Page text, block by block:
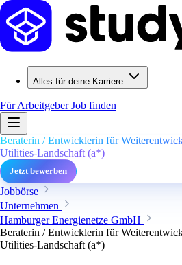
Alles für deine Karriere
Für ArbeitgeberJob finden
Beraterin / Entwicklerin für
Utilities-Landschaft (a*)
Jetzt bewerben
Jobbörse
Unternehmen
Hamburger Energienetze GmbH
Beraterin / Entwicklerin für
Utilities-Landschaft (a*)